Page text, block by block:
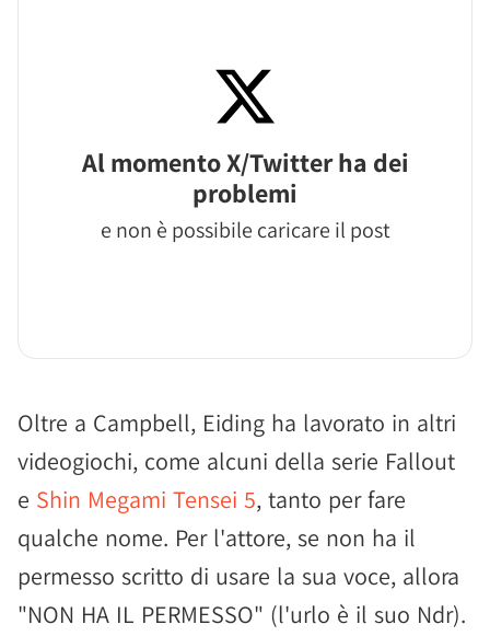
Al momento X/Twitter ha dei
problemi
e non è possibile caricare il post
Oltre a Campbell, Eiding ha lavorato in altri
videogiochi, come alcuni della serie Fallout
e Shin Megami Tensei 5, tanto per fare
qualche nome. Per l'attore, se non ha il
permesso scritto di usare la sua voce, allora
"NON HA IL PERMESSO" (l'urlo è il suo Ndr).